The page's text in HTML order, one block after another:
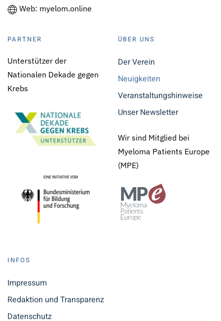
Web: myelom.online
PARTNER
Unterstützer der
Nationalen Dekade gegen
Krebs
ÜBER UNS
Der Verein
Neuigkeiten
Veranstaltungshinweise
Unser Newsletter
Wir sind Mitglied bei
Myeloma Patients Europe
(MPE)
INFOS
Impressum
Redaktion und Transparenz
Datenschutz